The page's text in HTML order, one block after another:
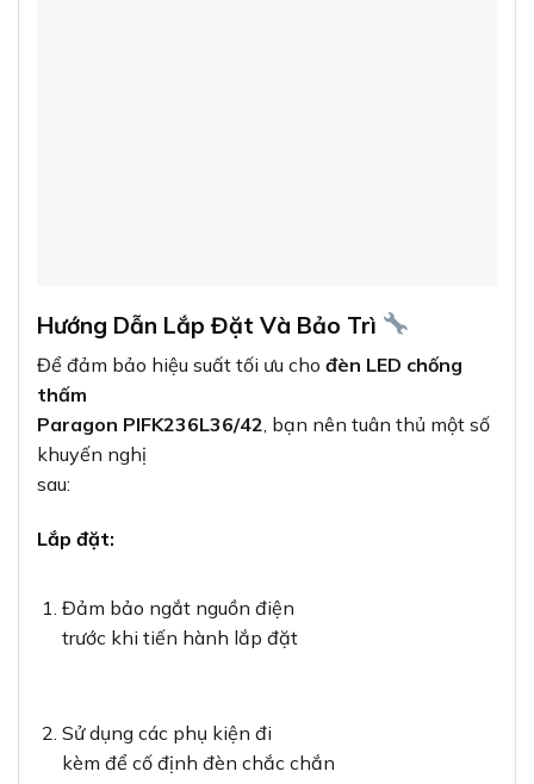
Hướng Dẫn Lắp Đặt Và Bảo Trì
Để đảm bảo hiệu suất tối ưu cho đèn LED chống
thấm
Paragon PIFK236L36/42, bạn nên tuân thủ một số
khuyến nghị
sau:
Lắp đặt:
Đảm bảo ngắt nguồn điện
trước khi tiến hành lắp đặt
Sử dụng các phụ kiện đi
kèm để cố định đèn chắc chắn